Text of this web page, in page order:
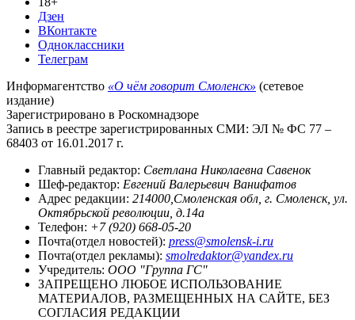
Дзен
ВКонтакте
Одноклассники
Телеграм
Информагентство «О чём говорит Смоленск» (сетевое
издание)
Зарегистрировано в Роскомнадзоре
Запись в реестре зарегистрированных СМИ: ЭЛ № ФС 77 –
68403 от 16.01.2017 г.
Главный редактор: Светлана Николаевна Савенок
Шеф-редактор: Евгений Валерьевич Ванифатов
Адрес редакции: 214000,Смоленская обл, г. Смоленск, ул.
Октябрьской революции, д.14а
Телефон: +7 (920) 668-05-20
Почта(отдел новостей): press@smolensk-i.ru
Почта(отдел рекламы): smolredaktor@yandex.ru
Учредитель: ООО "Группа ГС"
ЗАПРЕЩЕНО ЛЮБОЕ ИСПОЛЬЗОВАНИЕ
МАТЕРИАЛОВ, РАЗМЕЩЕННЫХ НА САЙТЕ, БЕЗ
СОГЛАСИЯ РЕДАКЦИИ